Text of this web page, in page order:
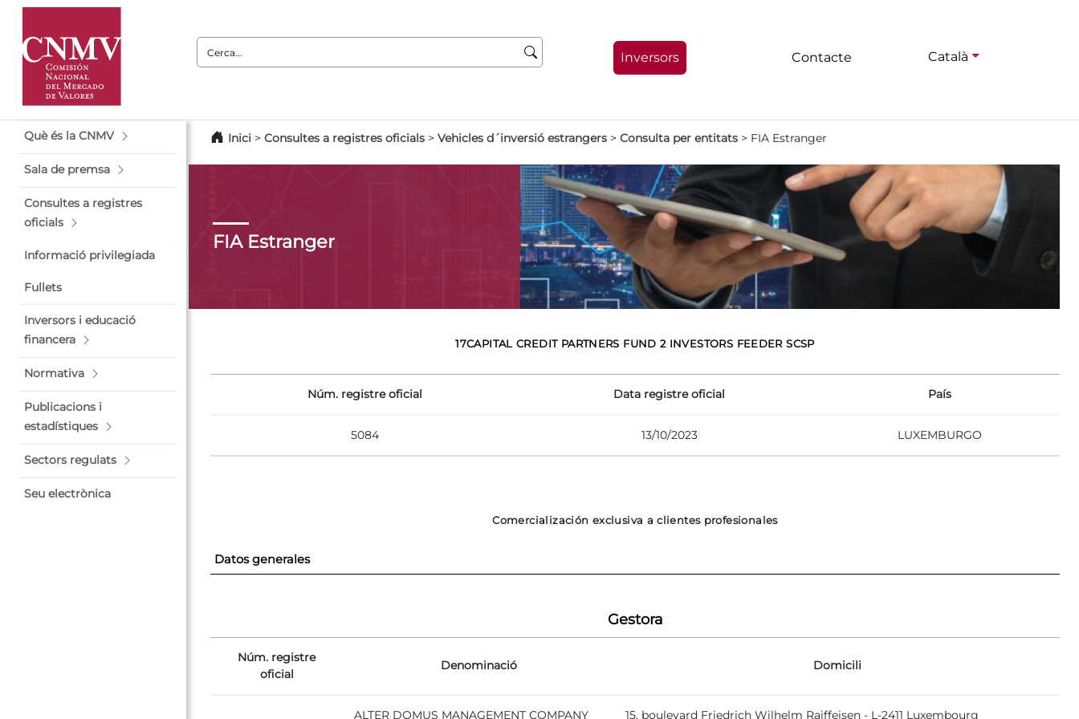
Cerca:
Inversors Contacte Català
Què és la CNMV
Sala de premsa
Consultes a registres
oficials
Informació privilegiada
Fullets
Inversors i educació
financera
Normativa
Publicacions i
estadístiques
Sectors regulats
Seu electrònica
Inici > Consultes a registres oficials > Vehicles d´inversió estrangers > Consulta per entitats > FIA Estranger
FIA Estranger
17CAPITAL CREDIT PARTNERS FUND 2 INVESTORS FEEDER SCSP
Núm. registre oficial Data registre oficial País
5084 13/10/2023 LUXEMBURGO
Comercialización exclusiva a clientes profesionales
Datos generales
Gestora
Núm. registre
oficial
Denominació Domicili
ALTER DOMUS MANAGEMENT COMPANY 15, boulevard Friedrich Wilhelm Raiffeisen - L-2411 Luxembourg